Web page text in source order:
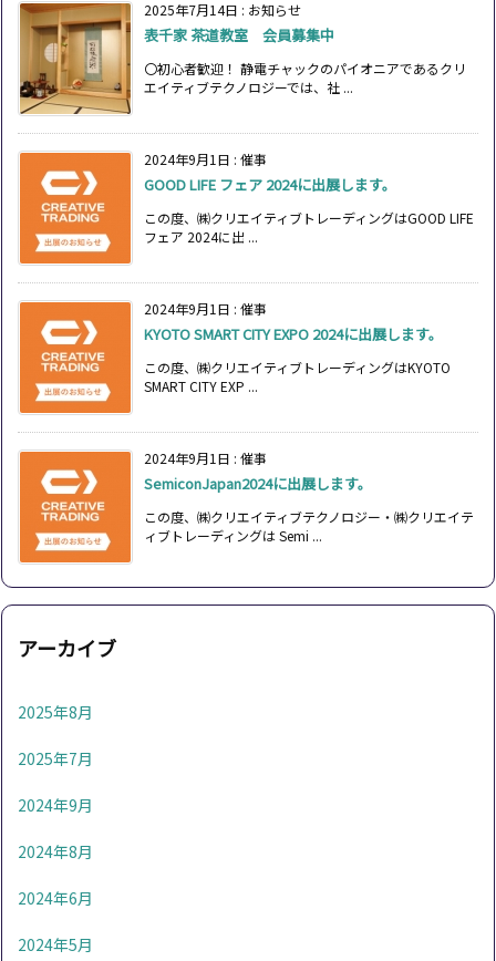
2025年7月14日 : お知らせ
表千家 茶道教室 会員募集中
〇初心者歓迎！ 静電チャックのパイオニアであるクリ
エイティブテクノロジーでは、社 ...
2024年9月1日 : 催事
GOOD LIFE フェア 2024に出展します。
この度、㈱クリエイティブトレーディングはGOOD LIFE
フェア 2024に出 ...
2024年9月1日 : 催事
KYOTO SMART CITY EXPO 2024に出展します。
この度、㈱クリエイティブトレーディングはKYOTO
SMART CITY EXP ...
2024年9月1日 : 催事
SemiconJapan2024に出展します。
この度、㈱クリエイティブテクノロジー・㈱クリエイテ
ィブトレーディングは Semi ...
アーカイブ
2025年8月
2025年7月
2024年9月
2024年8月
2024年6月
2024年5月